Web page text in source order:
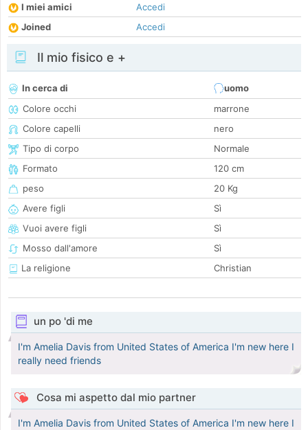
I miei amici
Accedi
Joined
Accedi
Il mio fisico e +
In cerca di
uomo
Colore occhi
marrone
Colore capelli
nero
Tipo di corpo
Normale
Formato
120 cm
peso
20 Kg
Avere figli
Sì
Vuoi avere figli
Sì
Mosso dall'amore
Sì
La religione
Christian
un po 'di me
I'm Amelia Davis from United States of America I'm new here I
really need friends
Cosa mi aspetto dal mio partner
I'm Amelia Davis from United States of America I'm new here I